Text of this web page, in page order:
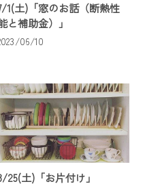
1(土)「窓のお話（断熱性
と補助金）」
06/10
25(土)「お片付け」